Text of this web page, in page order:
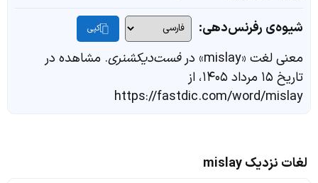
شیوه‌ی رفرنس‌دهی: کپی
معنی لغت «mislay» در فست‌دیکشنری. مشاهده در
تاریخ ۱۵ مرداد ۱۴۰۵، از
https://fastdic.com/word/mislay
لغات نزدیک mislay